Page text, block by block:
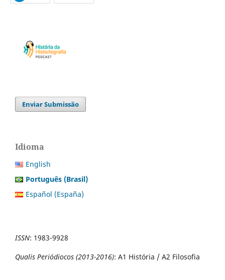
Enviar Submissão
Idioma
English
Português (Brasil)
Español (España)
ISSN: 1983-9928
Qualis Periódiocos (2013-2016): A1 História / A2 Filosofia